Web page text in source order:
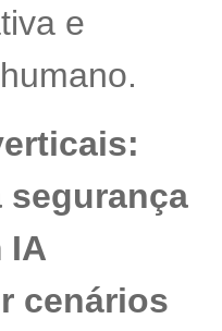
e
segurança
IA
cenários